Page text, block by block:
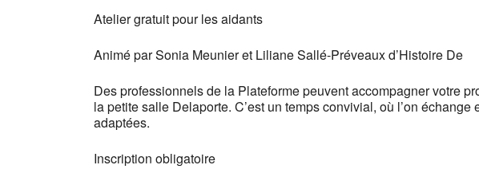
Atelier gratuit pour les aidants
Animé par Sonia Meunier et Liliane Sallé-Préveaux d’Histoire De
Des professionnels de la Plateforme peuvent accompagner votre
la petite salle Delaporte. C’est un temps convivial, où l’on échange
adaptées.
Inscription obligatoire